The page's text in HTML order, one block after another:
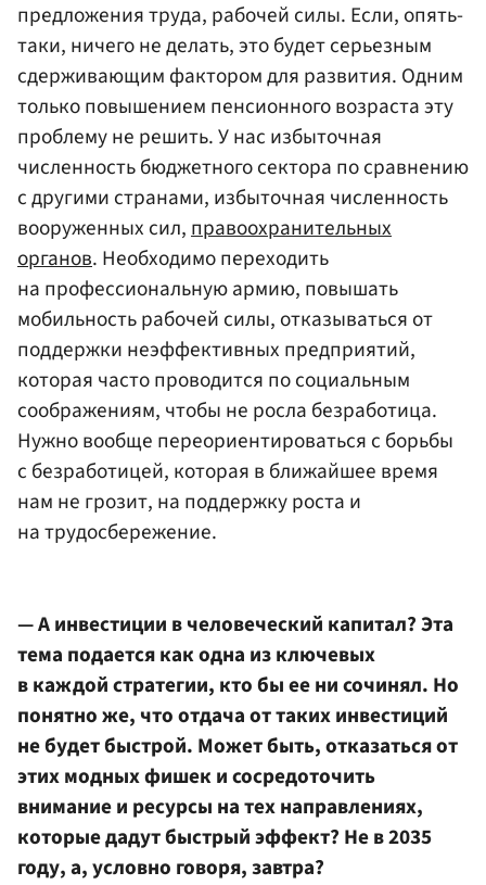
предложения труда, рабочей силы. Если, опять-
таки, ничего не делать, это будет серьезным
сдерживающим фактором для развития. Одним
только повышением пенсионного возраста эту
проблему не решить. У нас избыточная
численность бюджетного сектора по сравнению
с другими странами, избыточная численность
вооруженных сил,правоохранительных
органов. Необходимо переходить
на профессиональную армию, повышать
мобильность рабочей силы, отказываться от
поддержки неэффективных предприятий,
которая часто проводится по социальным
соображениям, чтобы не росла безработица.
Нужно вообще переориентироваться с борьбы
с безработицей, которая в ближайшее время
нам не грозит, на поддержку роста и
на трудосбережение.
— А инвестиции в человеческий капитал? Эта
тема подается как одна из ключевых
в каждой стратегии, кто бы ее ни сочинял. Но
понятно же, что отдача от таких инвестиций
не будет быстрой. Может быть, отказаться от
этих модных фишек и сосредоточить
внимание и ресурсы на тех направлениях,
которые дадут быстрый эффект? Не в 2035
году, а, условно говоря, завтра?